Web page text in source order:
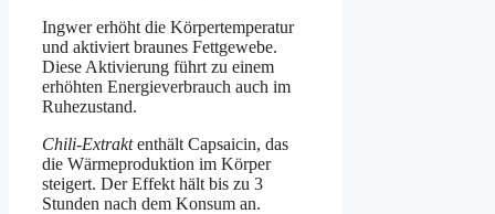
Ingwer erhöht die Körpertemperatur
und aktiviert braunes Fettgewebe.
Diese Aktivierung führt zu einem
erhöhten Energieverbrauch auch im
Ruhezustand.
Chili-Extraktenthält Capsaicin, das
die Wärmeproduktion im Körper
steigert. Der Effekt hält bis zu 3
Stunden nach dem Konsum an.